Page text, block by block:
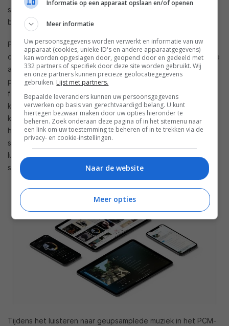
streamingopties uitschakelen en je muziekbibliotheek
beheren.
Processing biedt je toegang tot heel wat interessante
opties. Zo kun je upsampling inschakelen en per sampling rate
aangeven naar welk niveau de stream wordt getild. Met een
parametrische equalizer kun je in het digitale domein heel
fijnmazige frequenties boosten of onderdrukken. Hiermee
kun je, in afwachting van Dirac, al rudimentair aan
kamercorrectie doen of gewoon de klank bijtunen. Ook
handig is dat je kunt compenseren voor een afwijkende
speakerplaatsing. Een real-life optie, want soms kun je die
luidsprekers gewoon niet op hun ideale positie in de
stereodriehoek parkeren.
Tijdens het luisteren naar geupsamplede muziek in het PCM-
Informatie op een apparaat opslaan en/of openen
Meer informatie
Uw persoonsgegevens worden verwerkt en informatie van uw
apparaat (cookies, unieke ID's en andere apparaatgegevens)
kan worden opgeslagen door, geopend door en gedeeld met
332 partners of specifiek door deze site worden gebruikt. Wij
en onze partners kunnen precieze geolocatiegegevens
gebruiken. Lijst met partners.
Bepaalde leveranciers kunnen uw persoonsgegevens
verwerken op basis van gerechtvaardigd belang. U kunt
hiertegen bezwaar maken door uw opties hieronder te
beheren. Zoek onderaan deze pagina of in het sitemenu naar
een link om uw toestemming te beheren of in te trekken via de
privacy- en cookie-instellingen.
Naar de website
Meer opties